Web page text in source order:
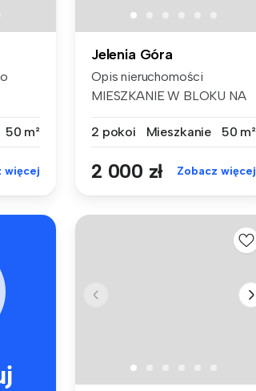
50 m²
więcej
Jelenia Góra
Opis nieruchomości
MIESZKANIE W BLOKU NA
2 pokoi
Mieszkanie 50 m²
2 000 zł Zobacz więcej